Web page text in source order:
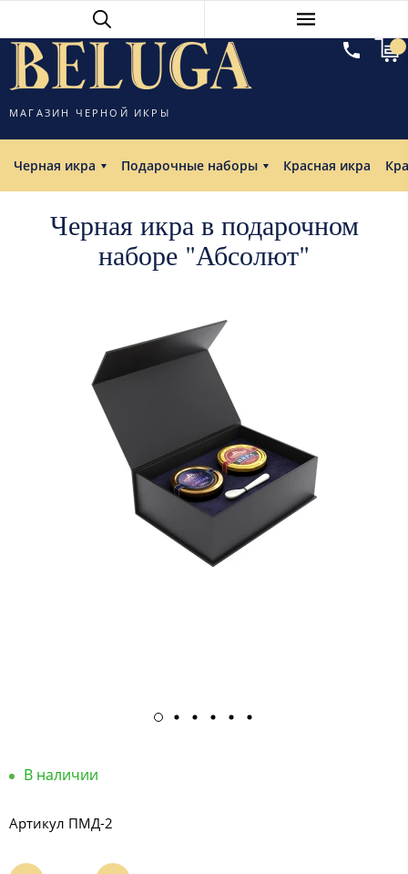
МАГАЗИН ЧЕРНОЙ ИКРЫ
Черная икра Подарочные наборы Красная икра
Черная икра в подарочном
наборе "Абсолют"
В наличии
Артикул ПМД-2